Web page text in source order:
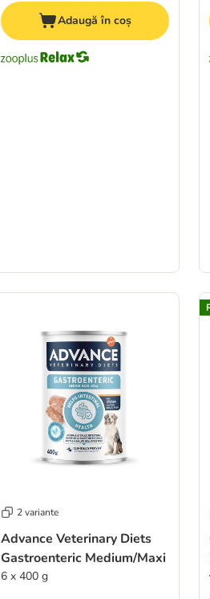
Adaugă în coș
2 variante
Advance Veterinary Diets
Gastroenteric Medium/Maxi
6 x 400 g